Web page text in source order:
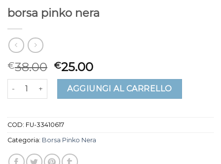
borsa pinko nera
€38.00 €25.00
borsa pinko nera quantitàAGGIUNGI AL CARRELLO
COD: FU-33410617
Categoria: Borsa Pinko Nera